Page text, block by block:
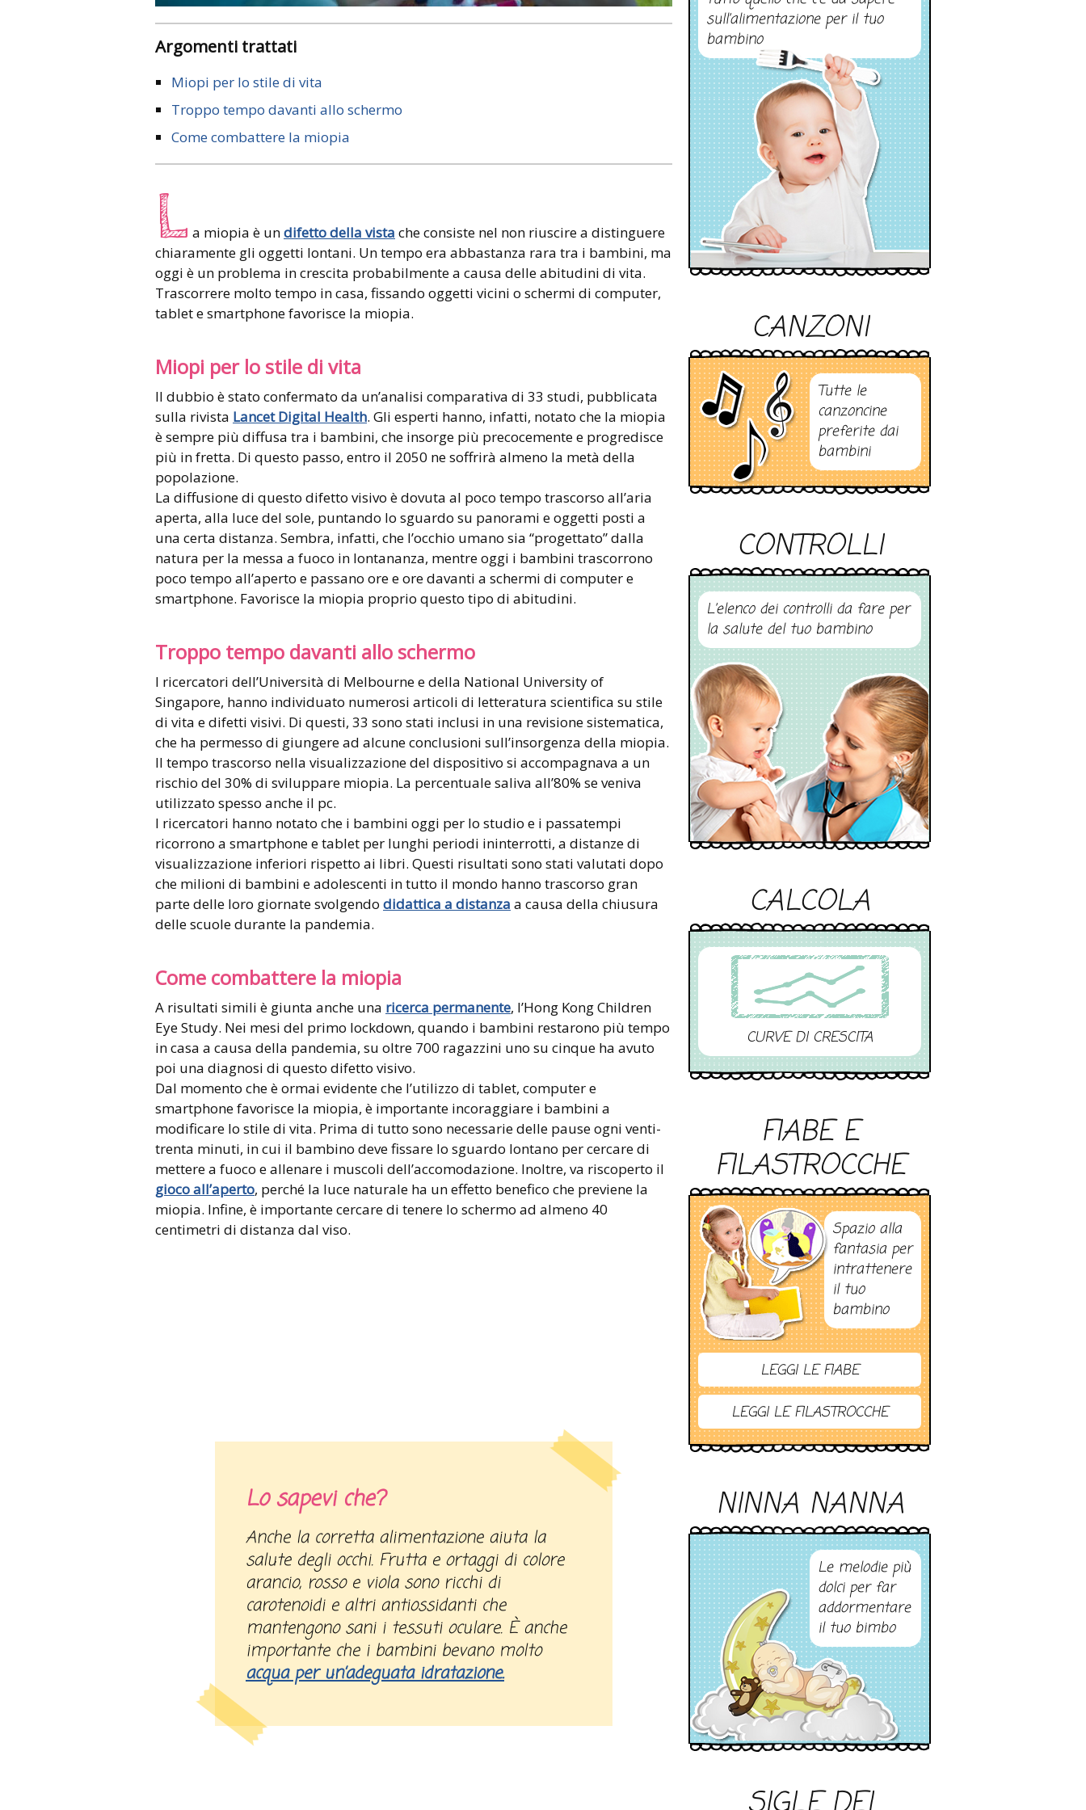
Argomenti trattati
Miopi per lo stile di vita
Troppo tempo davanti allo schermo
Come combattere la miopia
L a miopia è undifetto della vista che consiste nel non riuscire a distinguere
chiaramente gli oggetti lontani. Un tempo era abbastanza rara tra i bambini, ma
oggi è un problema in crescita probabilmente a causa delle abitudini di vita.
Trascorrere molto tempo in casa, fissando oggetti vicini o schermi di computer,
tablet e smartphone favorisce la miopia.
Miopi per lo stile di vita
Il dubbio è stato confermato da un’analisi comparativa di 33 studi, pubblicata
sulla rivista Lancet Digital Health. Gli esperti hanno, infatti, notato che la miopia
è sempre più diffusa tra i bambini, che insorge più precocemente e progredisce
più in fretta. Di questo passo, entro il 2050 ne soffrirà almeno la metà della
popolazione.
La diffusione di questo difetto visivo è dovuta al poco tempo trascorso all’aria
aperta, alla luce del sole, puntando lo sguardo su panorami e oggetti posti a
una certa distanza. Sembra, infatti, che l’occhio umano sia “progettato” dalla
natura per la messa a fuoco in lontananza, mentre oggi i bambini trascorrono
poco tempo all’aperto e passano ore e ore davanti a schermi di computer e
smartphone. Favorisce la miopia proprio questo tipo di abitudini.
Troppo tempo davanti allo schermo
I ricercatori dell’Università di Melbourne e della National University of
Singapore, hanno individuato numerosi articoli di letteratura scientifica su stile
di vita e difetti visivi. Di questi, 33 sono stati inclusi in una revisione sistematica,
che ha permesso di giungere ad alcune conclusioni sull’insorgenza della miopia.
Il tempo trascorso nella visualizzazione del dispositivo si accompagnava a un
rischio del 30% di sviluppare miopia. La percentuale saliva all’80% se veniva
utilizzato spesso anche il pc.
I ricercatori hanno notato che i bambini oggi per lo studio e i passatempi
ricorrono a smartphone e tablet per lunghi periodi ininterrotti, a distanze di
visualizzazione inferiori rispetto ai libri. Questi risultati sono stati valutati dopo
che milioni di bambini e adolescenti in tutto il mondo hanno trascorso gran
parte delle loro giornate svolgendo didattica a distanza a causa della chiusura
delle scuole durante la pandemia.
Come combattere la miopia
A risultati simili è giunta anche una ricerca permanente, l’Hong Kong Children
Eye Study. Nei mesi del primo lockdown, quando i bambini restarono più tempo
in casa a causa della pandemia, su oltre 700 ragazzini uno su cinque ha avuto
poi una diagnosi di questo difetto visivo.
Dal momento che è ormai evidente che l’utilizzo di tablet, computer e
smartphone favorisce la miopia, è importante incoraggiare i bambini a
modificare lo stile di vita. Prima di tutto sono necessarie delle pause ogni venti-
trenta minuti, in cui il bambino deve fissare lo sguardo lontano per cercare di
mettere a fuoco e allenare i muscoli dell’accomodazione. Inoltre, va riscoperto il
gioco all’aperto, perché la luce naturale ha un effetto benefico che previene la
miopia. Infine, è importante cercare di tenere lo schermo ad almeno 40
centimetri di distanza dal viso.
Lo sapevi che?
Anche la corretta alimentazione aiuta la
salute degli occhi. Frutta e ortaggi di colore
arancio, rosso e viola sono ricchi di
carotenoidi e altri antiossidanti che
mantengono sani i tessuti oculare. È anche
importante che i bambini bevano molto
acqua per un’adeguata idratazione.
sull’alimentazione per il tuo
bambino
CANZONI
Tutte le
canzoncine
preferite dai
bambini
CONTROLLI
L’elenco dei controlli da fare per
la salute del tuo bambino
CALCOLA
CURVE DI CRESCITA
FIABE E
FILASTROCCHE
Spazio alla
fantasia per
intrattenere
il tuo
bambino
LEGGI LE FIABE
LEGGI LE FILASTROCCHE
NINNA NANNA
Le melodie più
dolci per far
addormentare
il tuo bimbo